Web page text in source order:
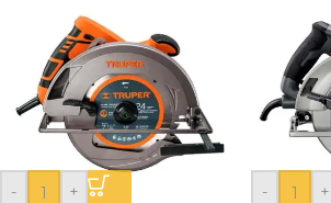
- + - +